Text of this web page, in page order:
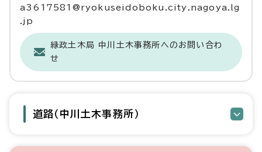
a3617581@ryokuseidoboku.city.nagoya.lg
.jp
緑政土木局 中川土木事務所へのお問い合わ
せ
道路（中川土木事務所）